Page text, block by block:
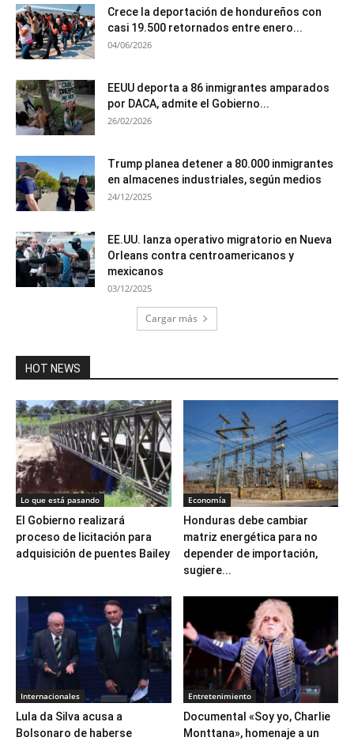
Crece la deportación de hondureños con
casi 19.500 retornados entre enero...
04/06/2026
EEUU deporta a 86 inmigrantes amparados
por DACA, admite el Gobierno...
26/02/2026
Trump planea detener a 80.000 inmigrantes
en almacenes industriales, según medios
24/12/2025
EE.UU. lanza operativo migratorio en Nueva
Orleans contra centroamericanos y
mexicanos
03/12/2025
Cargar más
HOT NEWS
Lo que está pasando
El Gobierno realizará
proceso de licitación para
adquisición de puentes Bailey
Economía
Honduras debe cambiar
matriz energética para no
depender de importación,
sugiere...
Internacionales
Lula da Silva acusa a
Bolsonaro de haberse
Entretenimiento
Documental «Soy yo, Charlie
Monttana», homenaje a un